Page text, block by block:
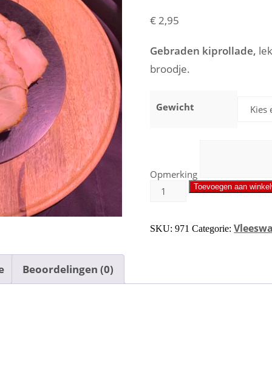
€2,95
Gebraden kiprollade,
broodje.
Gewicht
Opmerking
Toevoegen aan
SKU:971 Categorie:
Beoordelingen (0)